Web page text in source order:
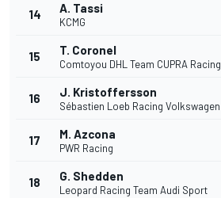
14 A. Tassi
KCMG
15 T. Coronel
Comtoyou DHL Team CUPRA Racing
16 J. Kristoffersson
Sébastien Loeb Racing Volkswagen
17 M. Azcona
PWR Racing
18 G. Shedden
Leopard Racing Team Audi Sport